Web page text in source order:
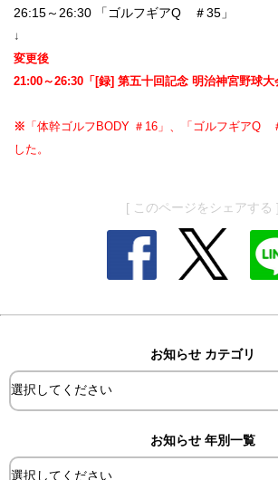
26:15～26:30 「ゴルフギアQ ＃35」
↓
変更後
21:00～26:30「[録] 第五十回記念 明治神宮野球大
※ 「体幹ゴルフBODY ＃16」、「ゴルフギアQ
した。
[ このページをシェアする ]
お知らせ カテゴリ
お知らせ 年別一覧